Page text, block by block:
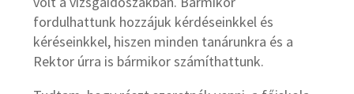
fordulhattunk hozzájuk kérdéseinkkel és
kéréseinkkel, hiszen minden tanárunkra és a
Rektor úrra is bármikor számíthattunk.